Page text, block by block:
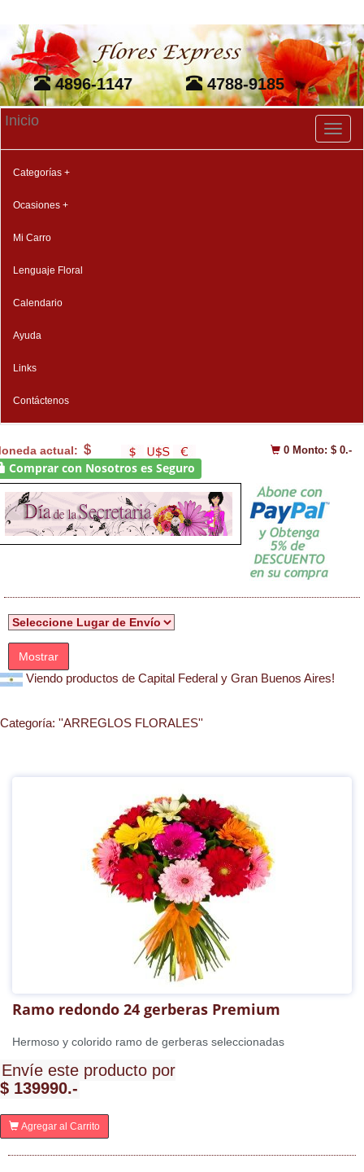
4896-1147 4788-9185
Inicio
Categorías +
Ocasiones +
Mi Carro
Lenguaje Floral
Calendario
Ayuda
Links
Contáctenos
actual: 0 Monto: $ 0.-
Comprar con Nosotros es Seguro
Mostrar
Viendo productos de Capital Federal y Gran Buenos Aires!
Categoría: ''ARREGLOS FLORALES''
Ramo redondo 24 gerberas Premium
Hermoso y colorido ramo de gerberas seleccionadas
Envíe este producto por
$ 139990.-
Agregar al Carrito